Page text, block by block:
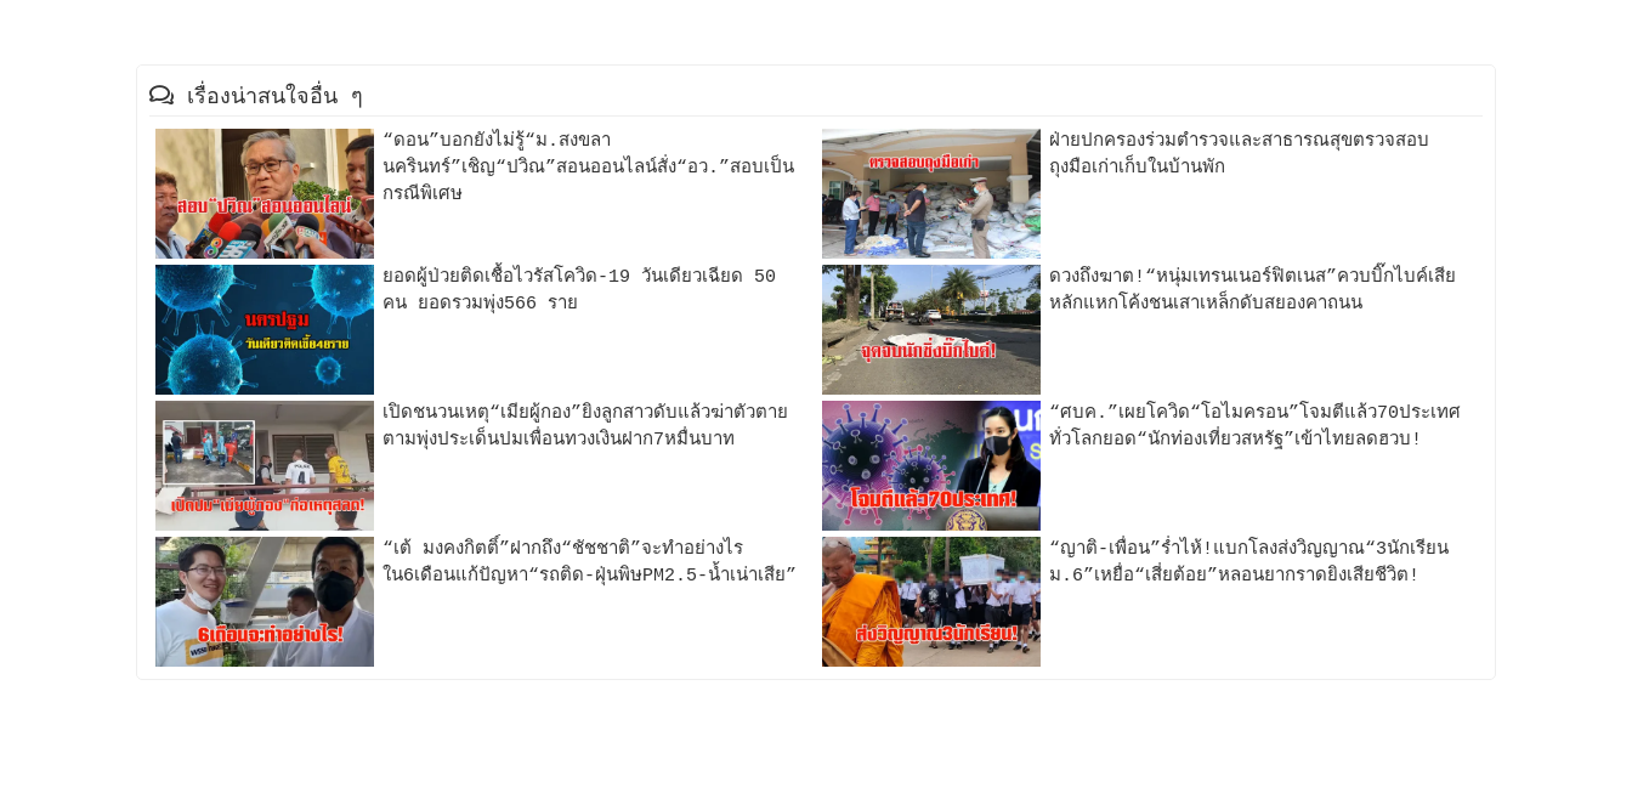
เรื่องน่าสนใจอื่น ๆ
“ดอน”บอกยังไม่รู้“ม.สงขลา
นครินทร์”เชิญ“ปวิณ”สอนออนไลน์สั่ง“อว.”สอบเป็น
กรณีพิเศษ
ฝ่ายปกครองร่วมตำรวจและสาธารณสุขตรวจสอบ
ถุงมือเก่าเก็บในบ้านพัก
ยอดผู้ป่วยติดเชื้อไวรัสโควิด-19 วันเดียวเฉียด 50
คน ยอดรวมพุ่ง566 ราย
ดวงถึงฆาต!“หนุ่มเทรนเนอร์ฟิตเนส”ควบบิ๊กไบค์เสีย
หลักแหกโค้งชนเสาเหล็กดับสยองคาถนน
เปิดชนวนเหตุ“เมียผู้กอง”ยิงลูกสาวดับแล้วฆ่าตัวตาย
ตามพุ่งประเด็นปมเพื่อนทวงเงินฝาก7หมื่นบาท
“ศบค.”เผยโควิด“โอไมครอน”โจมตีแล้ว70ประเทศ
ทั่วโลกยอด“นักท่องเที่ยวสหรัฐ”เข้าไทยลดฮวบ!
“เต้ มงคงกิตติ์”ฝากถึง“ชัชชาติ”จะทำอย่างไร
ใน6เดือนแก้ปัญหา“รถติด-ฝุ่นพิษPM2.5-น้ำเน่าเสีย”
“ญาติ-เพื่อน”ร่ำไห้!แบกโลงส่งวิญญาณ“3นักเรียน
ม.6”เหยื่อ“เสี่ยต้อย”หลอนยากราดยิงเสียชีวิต!